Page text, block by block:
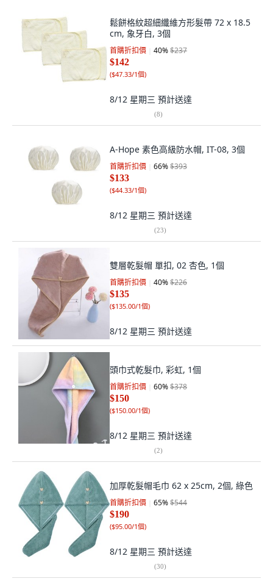
鬆餅格紋超細纖維方形髮帶 72 x 18.5
cm, 象牙白, 3個
首購折扣價 40%$237
$142
($47.33/1個)
8/12 星期三 預計送達
(8)
A-Hope 素色高級防水帽, IT-08, 3個
首購折扣價 66%$393
$133
($44.33/1個)
8/12 星期三 預計送達
(23)
雙層乾髮帽 單扣, 02 杏色, 1個
首購折扣價 40%$226
$135
($135.00/1個)
8/12 星期三 預計送達
頭巾式乾髮巾, 彩虹, 1個
首購折扣價 60%$378
$150
($150.00/1個)
8/12 星期三 預計送達
(2)
加厚乾髮帽毛巾 62 x 25cm, 2個, 綠色
首購折扣價 65%$544
$190
($95.00/1個)
8/12 星期三 預計送達
(30)